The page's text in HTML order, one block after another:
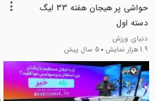
حواشی پر هیجان هفته 33 لیگ
دسته اول
دنیای ورزش
1.9 هزار نمایش
5 سال پیش